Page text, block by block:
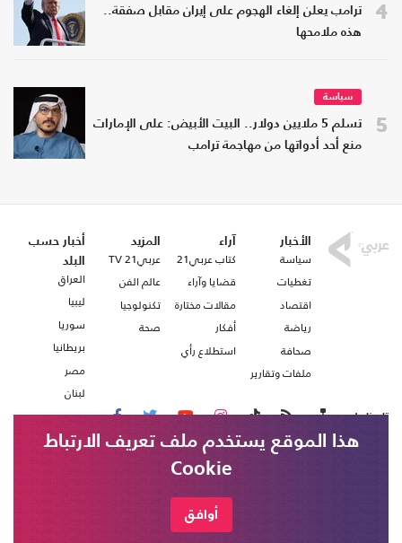
4
ترامب يعلن إلغاء الهجوم على إيران مقابل صفقة..
هذه ملامحها
5
سياسة
تسلم 5 ملايين دولار.. البيت الأبيض: على الإمارات
منع أحد أدواتها من مهاجمة ترامب
الأخبار
سياسة
تغطيات
اقتصاد
رياضة
صحافة
ملفات وتقارير
آراء
كتاب عربي21
قضايا وآراء
مقالات مختارة
أفكار
استطلاع رأي
المزيد
عربي21 TV
عالم الفن
تكنولوجيا
صحة
أخبار حسب
البلد
العراق
ليبيا
سوريا
بريطانيا
مصر
لبنان
تابعنا على
هذا الموقع يستخدم ملف تعريف الارتباط
Cookie
أوافق